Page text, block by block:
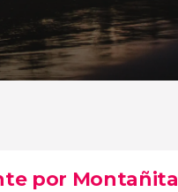
por Montañita